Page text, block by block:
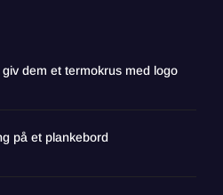
dem et termokrus med logo
på et plankebord